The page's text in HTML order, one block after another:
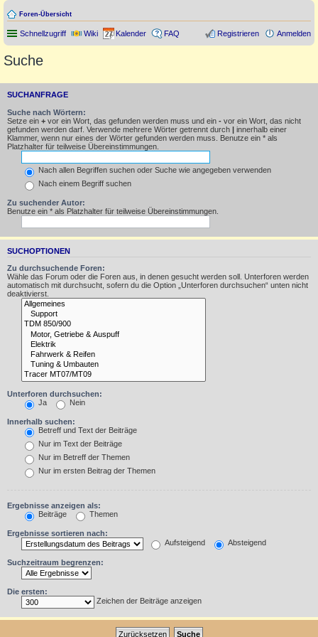
Foren-Übersicht
Schnellzugriff Wiki Kalender FAQ Anmelden
Registrieren
Suche
SUCHANFRAGE
Suche nach Wörtern:
Setze ein + vor ein Wort, das gefunden werden muss und ein - vor ein Wort, das nicht
gefunden werden darf. Verwende mehrere Wörter getrennt durch | innerhalb einer
Klammer, wenn nur eines der Wörter gefunden werden muss. Benutze ein * als
Platzhalter für teilweise Übereinstimmungen.
Nach allen Begriffen suchen oder Suche wie angegeben verwenden
Nach einem Begriff suchen
Zu suchender Autor:
Benutze ein * als Platzhalter für teilweise Übereinstimmungen.
SUCHOPTIONEN
Zu durchsuchende Foren:
Wähle das Forum oder die Foren aus, in denen gesucht werden soll. Unterforen werden
automatisch mit durchsucht, sofern du die Option „Unterforen durchsuchen“ unten nicht
deaktivierst.
Unterforen durchsuchen:
Ja
Nein
Innerhalb suchen:
Betreff und Text der Beiträge
Nur im Text der Beiträge
Nur im Betreff der Themen
Nur im ersten Beitrag der Themen
Ergebnisse anzeigen als:
Beiträge
Themen
Ergebnisse sortieren nach:
Aufsteigend
Absteigend
Suchzeitraum begrenzen:
Die ersten:
Zeichen der Beiträge anzeigen